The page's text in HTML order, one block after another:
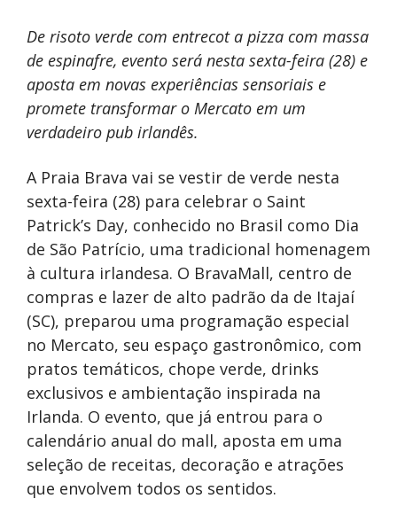
De risoto verde com entrecot a pizza com massa
de espinafre, evento será nesta sexta-feira (28) e
aposta em novas experiências sensoriais e
promete transformar o Mercato em um
verdadeiro pub irlandês.
A Praia Brava vai se vestir de verde nesta
sexta-feira (28) para celebrar o Saint
Patrick’s Day, conhecido no Brasil como Dia
de São Patrício, uma tradicional homenagem
à cultura irlandesa. O BravaMall, centro de
compras e lazer de alto padrão da de Itajaí
(SC), preparou uma programação especial
no Mercato, seu espaço gastronômico, com
pratos temáticos, chope verde, drinks
exclusivos e ambientação inspirada na
Irlanda. O evento, que já entrou para o
calendário anual do mall, aposta em uma
seleção de receitas, decoração e atrações
que envolvem todos os sentidos.